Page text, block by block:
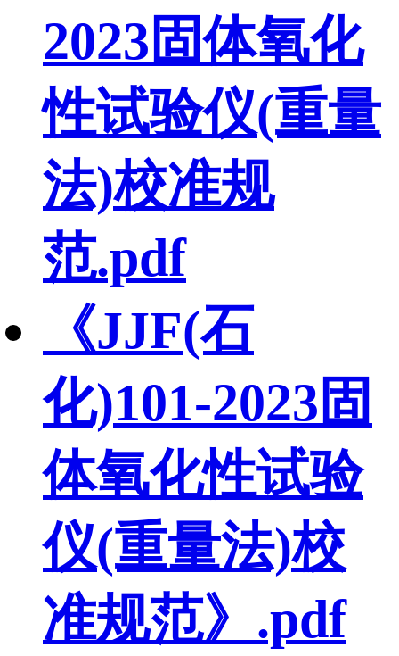
2023固体氧化
性试验仪(重量
法)校准规
范.pdf
《JJF(石
化)101-2023固
体氧化性试验
仪(重量法)校
准规范》.pdf